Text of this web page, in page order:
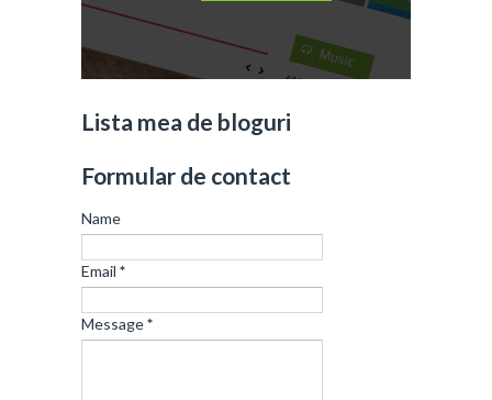
Lista mea de bloguri
Formular de contact
Name
Email *
Message*